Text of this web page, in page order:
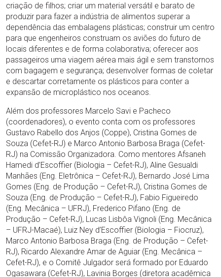
criação de filhos; criar um material versátil e barato de
produzir para fazer a indústria de alimentos superar a
dependência das embalagens plásticas; construir um centro
para que engenheiros construam os aviões do futuro de
locais diferentes e de forma colaborativa; oferecer aos
passageiros uma viagem aérea mais ágil e sem transtornos
com bagagem e segurança; desenvolver formas de coletar
e descartar corretamente os plásticos para conter a
expansão de microplástico nos oceanos.
Além dos professores Marcelo Savi e Pacheco
(coordenadores), o evento conta com os professores
Gustavo Rabello dos Anjos (Coppe), Cristina Gomes de
Souza (Cefet-RJ) e Marco Antonio Barbosa Braga (Cefet-
RJ) na Comissão Organizadora. Como mentores Afsaneh
Hamedi d’Escoffier (Biologia – Cefet-RJ), Aline Gesualdi
Manhães (Eng. Eletrônica – Cefet-RJ), Bernardo José Lima
Gomes (Eng. de Produção – Cefet-RJ), Cristina Gomes de
Souza (Eng. de Produção – Cefet-RJ), Fabio Figueiredo
(Eng. Mecânica – UFRJ), Frederico Pifano (Eng. de
Produção – Cefet-RJ), Lucas Lisbôa Vignoli (Eng. Mecânica
– UFRJ-Macaé), Luiz Ney d’Escoffier (Biologia – Fiocruz),
Marco Antonio Barbosa Braga (Eng. de Produção – Cefet-
RJ), Ricardo Alexandre Amar de Aguiar (Eng. Mecânica –
Cefet-RJ), e o Comitê Julgador será formado por Eduardo
Ogasawara (Cefet-RJ), Lavinia Borges (diretora acadêmica